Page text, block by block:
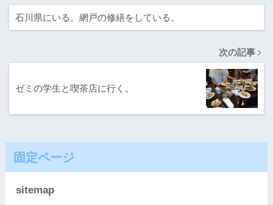
石川県にいる。網戸の修繕をしている。
次の記事
ゼミの学生と喫茶店に行く。
固定ページ
sitemap